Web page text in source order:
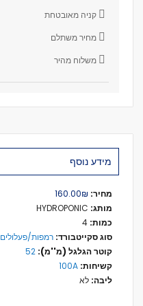
קניה מאובטחת
מחיר משתלם
משלוח מהיר
מידע נוסף
מידע
נוסף
₪‏160.00
רמפות/פעלולים
52
100A
לא